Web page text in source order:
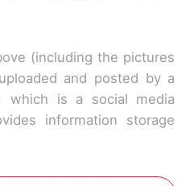
(including the pictures
and posted by a
which is a social media
information storage